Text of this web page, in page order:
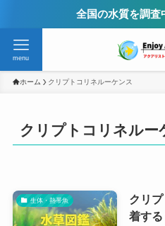
全国の水質を調査
menu
ホーム クリプトコリネルーケンス
クリプトコリネルー
生体・熱帯魚
クリ
着す